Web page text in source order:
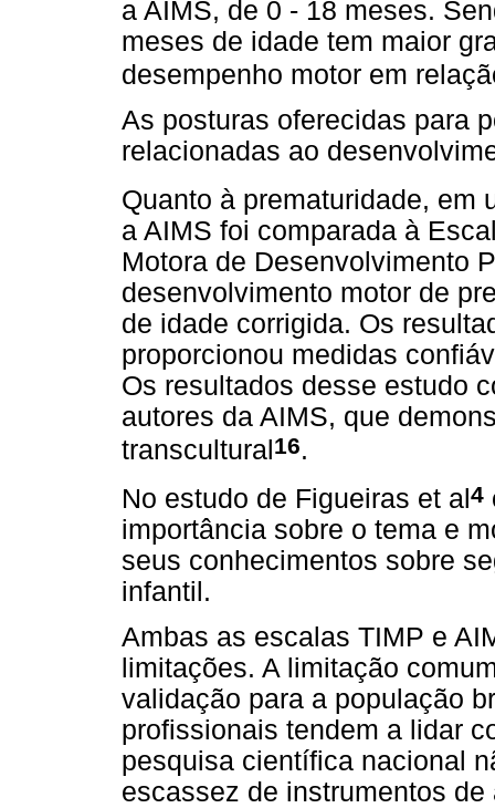
a AIMS, de 0 - 18 meses.
meses de idade tem maior
desempenho motor em
As posturas oferecidas para
relacionadas ao
Quanto à prematuridade, em
a AIMS foi comparada à
Motora de Desenvolvimento
desenvolvimento motor de
de idade corrigida. Os
proporcionou medidas
Os resultados desse estudo
autores da AIMS, que
transcultural 16.
No estudo de Figueiras et al4
importância sobre o tema e
seus conhecimentos sobre
infantil.
Ambas as escalas TIMP e
limitações. A limitação
validação para a população
profissionais tendem a lidar
pesquisa científica nacional
escassez de instrumentos